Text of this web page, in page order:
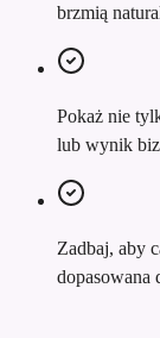
brzmią
Pokaż nie
lub wynik
Zadbaj, aby
dopasowana